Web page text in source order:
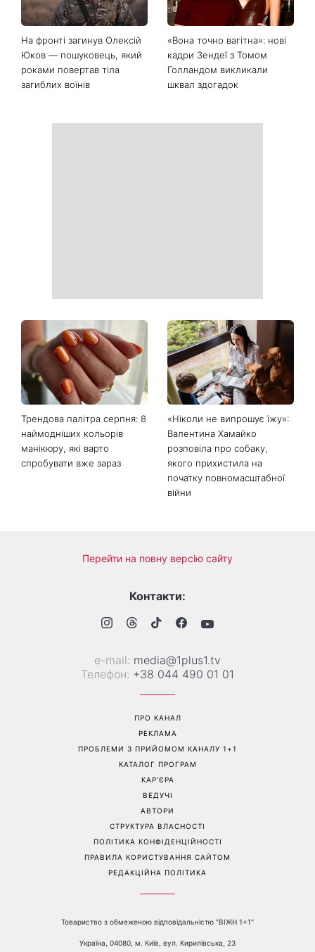
На фронті загинув Олексій
Юков — пошуковець, який
роками повертав тіла
загиблих воїнів
«Вона точно вагітна»: нові
кадри Зендеї з Томом
Голландом викликали
шквал здогадок
Трендова палітра серпня: 8
наймодніших кольорів
манікюру, які варто
спробувати вже зараз
«Ніколи не випрошує їжу»:
Валентина Хамайко
розповіла про собаку,
якого прихистила на
початку повномасштабної
війни
Перейти на повну версію сайту
Контакти:
е-mail: media@1plus1.tv
Телефон: +38 044 490 01 01
ПРО КАНАЛ
РЕКЛАМА
ПРОБЛЕМИ З ПРИЙОМОМ КАНАЛУ 1+1
КАТАЛОГ ПРОГРАМ
КАР’ЄРА
ВЕДУЧІ
АВТОРИ
СТРУКТУРА ВЛАСНОСТІ
ПОЛІТИКА КОНФІДЕНЦІЙНОСТІ
ПРАВИЛА КОРИСТУВАННЯ САЙТОМ
РЕДАКЦІЙНА ПОЛІТИКА
Товариство з обмеженою відповідальністю "ВІЖН 1+1"
Україна, 04080, м. Київ, вул. Кирилівська, 23